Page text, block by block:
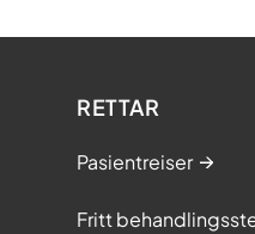
RETTAR
Pasientreiser
Fritt